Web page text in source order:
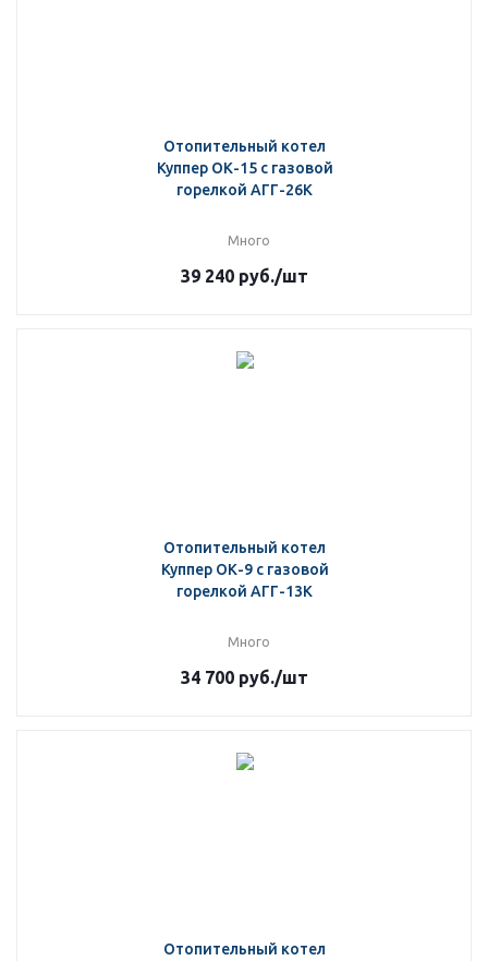
Отопительный котел
Куппер ОК-15 с газовой
горелкой АГГ-26К
Много
39 240 руб./шт
Отопительный котел
Куппер ОК-9 с газовой
горелкой АГГ-13К
Много
34 700 руб./шт
Отопительный котел